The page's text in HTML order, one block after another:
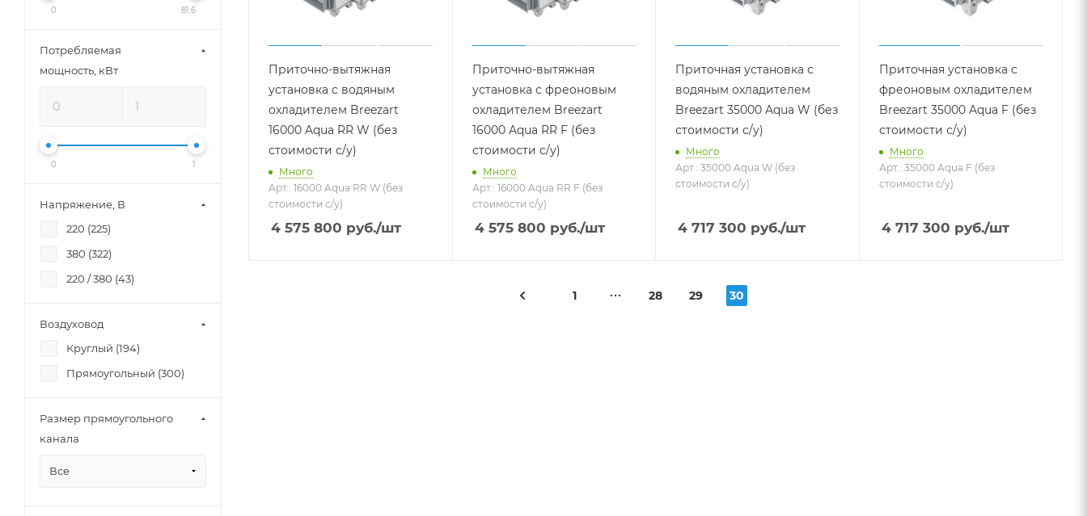
Приточно-вытяжная
установка с водяным
охладителем Breezart
16000 Aqua RR W (без
стоимости с/у)
Много
Арт.: 16000 Aqua RR W (без
стоимости с/у)
4 575 800 руб./шт
Приточно-вытяжная
установка с фреоновым
охладителем Breezart
16000 Aqua RR F (без
стоимости с/у)
Много
Арт.: 16000 Aqua RR F (без
стоимости с/у)
4 575 800 руб./шт
Приточная установка с
водяным охладителем
Breezart 35000 Aqua W (без
стоимости с/у)
Много
Арт.: 35000 Aqua W (без
стоимости с/у)
4 717 300 руб./шт
Приточная установка с
фреоновым охладителем
Breezart 35000 Aqua F (без
стоимости с/у)
Много
Арт.: 35000 Aqua F (без
стоимости с/у)
4 717 300 руб./шт
1 28 29 30
0 81.6
Потребляемая
мощность, кВт
0 1
Напряжение, В
220 (225)
380 (322)
220 / 380 (43)
Воздуховод
Круглый (194)
Прямоугольный (300)
Размер прямоугольного
канала
Все